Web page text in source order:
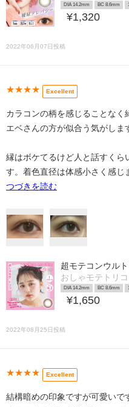
DIA 14.2mm BC 8.6mm
¥1,320
2022年06月07日投稿
★★★★ Excellent
カラコンの柄を感じることなく
エベさんの方が似合う気がしま
縁はボケてるけど人と話すくら
す。着色直径は体感小さく感じ
つづきを読む
超モテコンウル
おしゃモテトリコ
DIA 14.2mm BC 8.6mm
¥1,650
2022年08月25日投稿
★★★★ Excellent
結構暗めの印象ですが可愛いで